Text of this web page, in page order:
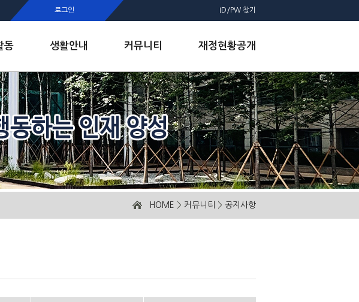
로그인 ID/PW 찾기
동 생활안내 커뮤니티 재정현황공개
HOME > 커뮤니티 > 공지사항